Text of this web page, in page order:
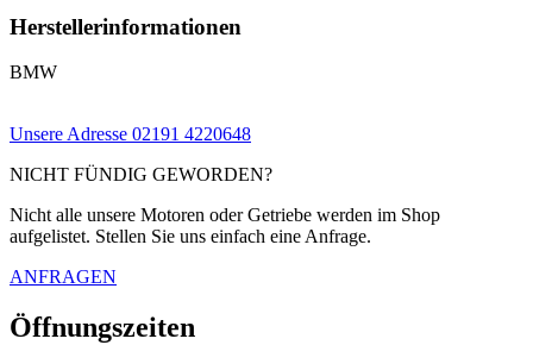
Herstellerinformationen
BMW
Unsere Adresse 02191 4220648
NICHT FÜNDIG GEWORDEN?
Nicht alle unsere Motoren oder Getriebe werden im Shop
aufgelistet. Stellen Sie uns einfach eine Anfrage.
ANFRAGEN
Öffnungszeiten